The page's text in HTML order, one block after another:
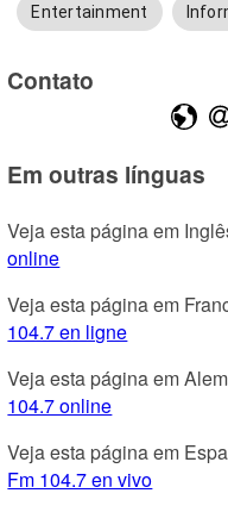
Entertainment
Contato
Em outras línguas
Veja esta página em
online
Veja esta página em
104.7 en ligne
Veja esta página em
104.7 online
Veja esta página em
Fm 104.7 en vivo